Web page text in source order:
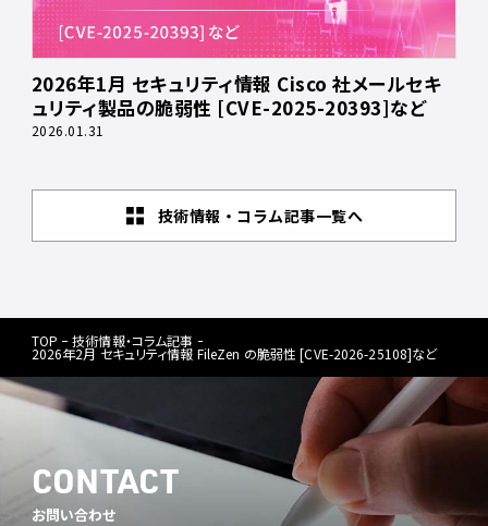
2026年1月 セキュリティ情報 Cisco 社メールセキ
ュリティ製品の脆弱性 [CVE-2025-20393]など
2026.01.31
技術情報・コラム記事一覧へ
TOP 技術情報・コラム記事
2026年2月 セキュリティ情報 FileZen の脆弱性 [CVE-2026-25108]など
CONTACT
お問い合わせ